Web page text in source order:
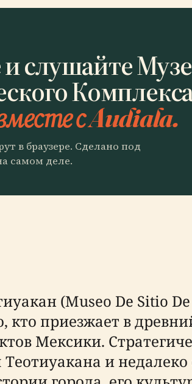
слушайте
с Audiala.
в браузере. Сделано под
самом деле.
(Museo De Sitio
кто приезжает в
Мексики.
Теотиуакана и